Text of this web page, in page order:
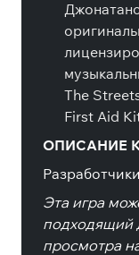
The
First Aid
ОПИСАНИЕ
Эта игра
подходящий
просмотра